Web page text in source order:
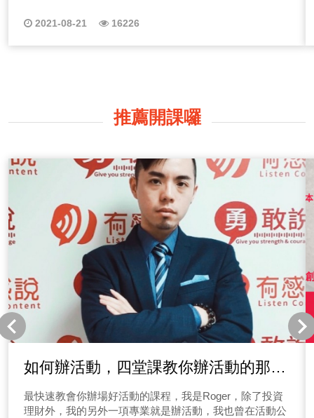
些黑黑暗暗的娛樂知識你一定要明白~ 本系列節目會專
KTV等，而台北又是個不夜城，很多人都不愛睡覺，但都
不懂半夜可以怎麼玩？這些從業人員又是怎麼賺錢的，或
賺錢手冊Podcast夜談EP01｜去酒店的都哪三種人】 關鍵
字：小姐、放鬆、沉淪、談生意、空虛、寂寞、覺得冷、
家庭不順遂、小孩不理、老婆不愛 其他系列-點擊收聽：
夜談第一季EP02｜酒吧怎麼跑？妹子們喝酒要小心哪幾
夜談第一季EP04｜看對人！喝對酒！ 夜談第一季EP05｜
遊艇趴調酒經歷，船上調酒要注意的那些事！ 夜談第一季
EP06｜喝酒前該吃什麼？才不容易掛！ 夜談第一季EP07
｜想當調酒師 帥要有代價 夜談第一季EP08｜到酒店點這
些菜，新手瞬間老司機 夜談第一季EP09｜到酒店吃什
麼？超強升級版 夜談第一季EP10｜酒店少爺好賺嗎？入
2021-08-21 16226
推薦開課囉
如何辦活動，四堂課教你辦活動的那些
大小事
最快速教會你辦場好活動的課程，我是Roger，除了投資
理財外，我的另外一項專業就是辦活動，我也曾在活動公